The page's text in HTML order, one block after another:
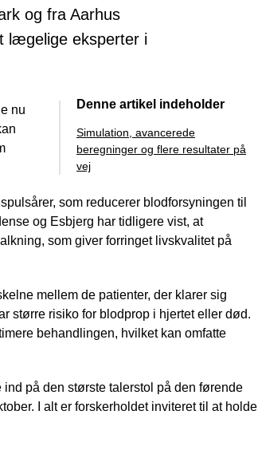
og fra Aarhus
lægelige eksperter i
Denne artikel indeholder
Simulation, avancerede
beregninger og flere resultater på
vej
nu
som reducerer blodforsyningen til
og Esbjerg har tidligere vist, at
som giver forringet livskvalitet på
mellem de patienter, der klarer sig
større risiko for blodprop i hjertet eller død.
behandlingen, hvilket kan omfatte
på den største talerstol på den førende
I alt er forskerholdet inviteret til at holde